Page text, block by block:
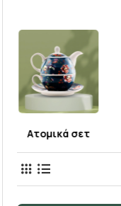
Ατομικά σετ